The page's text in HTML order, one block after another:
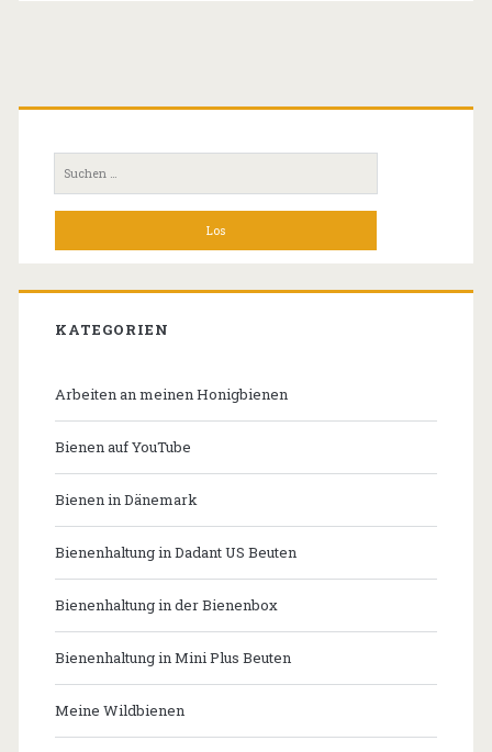
Primäre
Seitenleiste
Suchen
nach:
KATEGORIEN
Arbeiten an meinen Honigbienen
Bienen auf YouTube
Bienen in Dänemark
Bienenhaltung in Dadant US Beuten
Bienenhaltung in der Bienenbox
Bienenhaltung in Mini Plus Beuten
Meine Wildbienen